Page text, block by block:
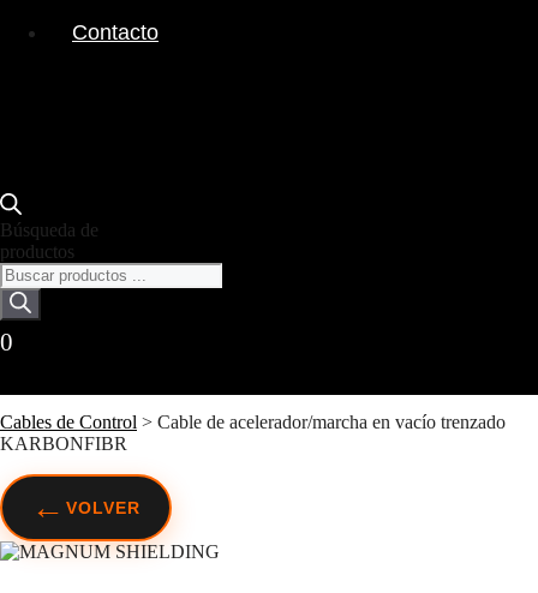
Cables de Control > Cable de acelerador/marcha en vacío trenzado
KARBONFIBR
Contacto
Búsqueda de
productos
0
← VOLVER